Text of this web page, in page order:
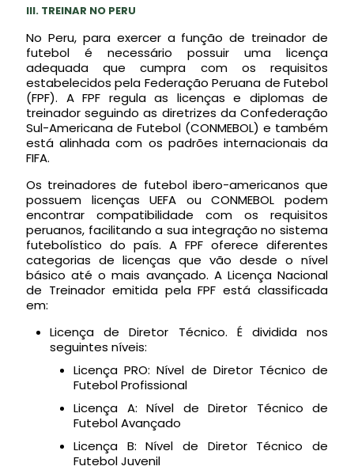
III. TREINAR NO PERU
No Peru, para exercer a função de treinador de
futebol é necessário possuir uma licença
adequada que cumpra com os requisitos
estabelecidos pela Federação Peruana de Futebol
(FPF). A FPF regula as licenças e diplomas de
treinador seguindo as diretrizes da Confederação
Sul-Americana de Futebol (CONMEBOL) e também
está alinhada com os padrões internacionais da
FIFA.
Os treinadores de futebol ibero-americanos que
possuem licenças UEFA ou CONMEBOL podem
encontrar compatibilidade com os requisitos
peruanos, facilitando a sua integração no sistema
futebolístico do país. A FPF oferece diferentes
categorias de licenças que vão desde o nível
básico até o mais avançado. A Licença Nacional
de Treinador emitida pela FPF está classificada
em:
Licença de Diretor Técnico. É dividida nos
seguintes níveis:
Licença PRO: Nível de Diretor Técnico de
Futebol Profissional
Licença A: Nível de Diretor Técnico de
Futebol Avançado
Licença B: Nível de Diretor Técnico de
Futebol Juvenil